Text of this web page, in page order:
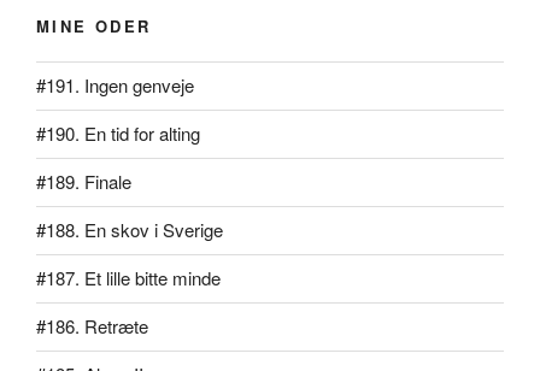
MINE ODER
#191. Ingen genveje
#190. En tid for alting
#189. Finale
#188. En skov i Sverige
#187. Et lille bitte minde
#186. Retræte